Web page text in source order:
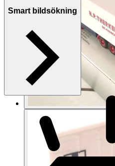
Smart bildsökning